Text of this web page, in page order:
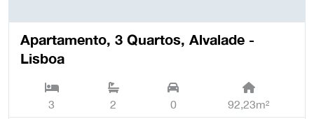
Apartamento, 3 Quartos, Alvalade -
Lisboa
3 2 0 92,23m²